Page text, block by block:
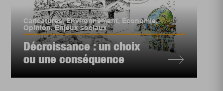
Caricatures,Environnement,Économie,
Opinion,Enjeux sociaux
Décroissance : un choix
ou une conséquence